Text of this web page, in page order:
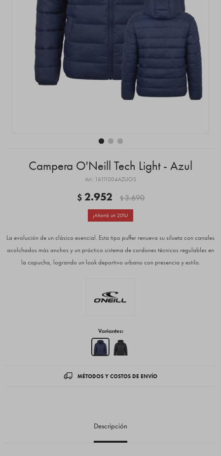
Campera O'Neill Tech Light - Azul
16111004AZUOS
$ 2.952 $3.690
20
La evolución de un clásico esencial. Esta tipo puffer renueva su silueta con canales
acolchados más anchos y un práctico sistema de cordones técnicos regulables en
la capucha, logrando un look deportivo urbano con presencia y estilo.
Variantes:
MÉTODOS Y COSTOS DE ENVÍO
Descripción